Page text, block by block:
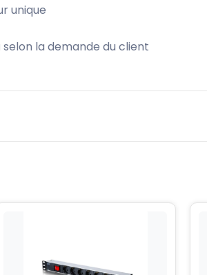
unique
la demande du client